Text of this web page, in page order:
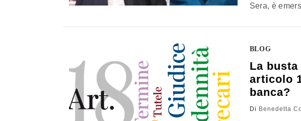
Sera, è
del
…
BLOG
La
articolo
banca?
Di Benedetta